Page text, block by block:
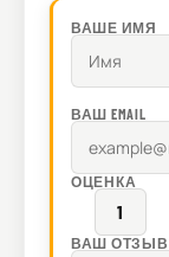
ВАШЕ ИМЯ
ВАШ EMAIL
ОЦЕНКА
1
ВАШ ОТЗЫВ